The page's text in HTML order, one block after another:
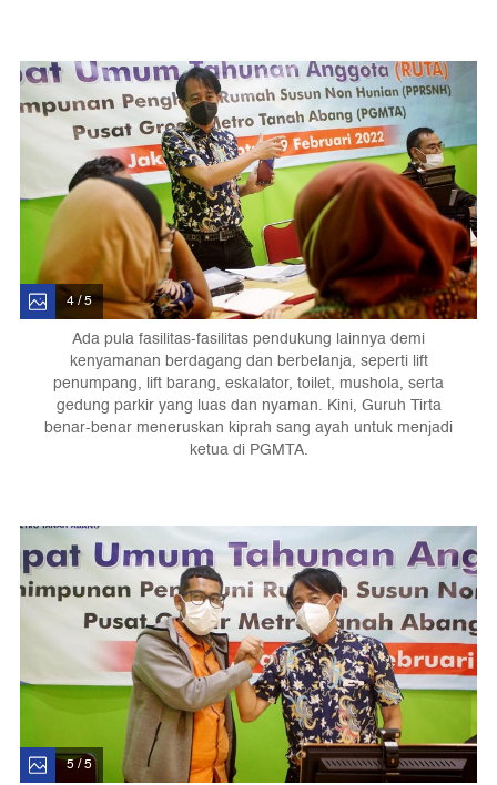
4 / 5
Ada pula fasilitas-fasilitas pendukung lainnya demi
kenyamanan berdagang dan berbelanja, seperti lift
penumpang, lift barang, eskalator, toilet, mushola, serta
gedung parkir yang luas dan nyaman. Kini, Guruh Tirta
benar-benar meneruskan kiprah sang ayah untuk menjadi
ketua di PGMTA.
5 / 5